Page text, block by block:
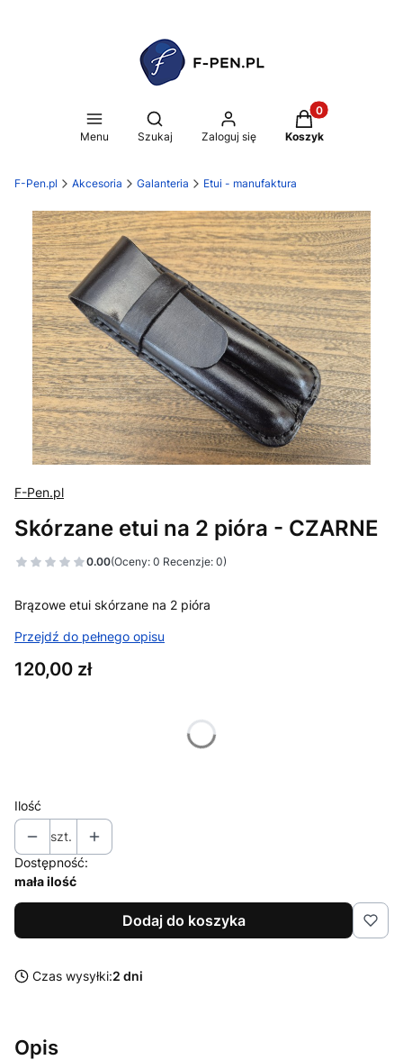
Menu
Otwórz wyszukiwarkę
Szukaj Zaloguj się
Produkty w
Koszyk
F-Pen.pl Akcesoria Galanteria Etui - manufaktura
F-Pen.pl
Skórzane etui na 2 pióra - CZARNE
0.00(Oceny: 0 Recenzje: 0)
Brązowe etui skórzane na 2 pióra
Przejdź do pełnego opisu
Cena
120,00 zł
Poszczególne warianty mogą różnić się ceną
Ilość
szt.
Dostępność:
mała ilość
Dodaj do koszyka
Czas wysyłki:2 dni
Opis